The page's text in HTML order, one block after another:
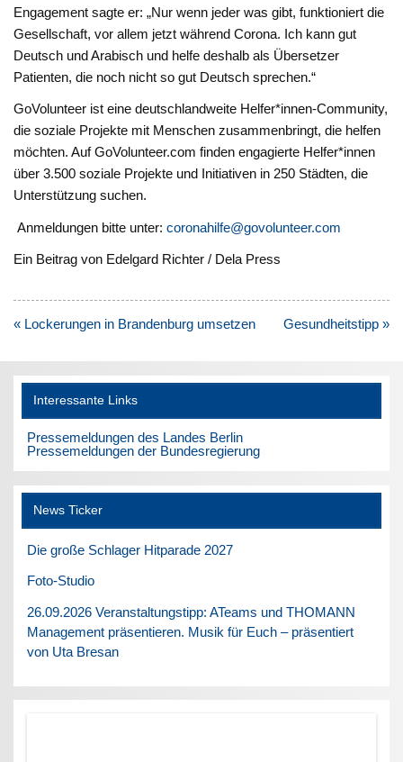
Engagement sagte er: „Nur wenn jeder was gibt, funktioniert die
Gesellschaft, vor allem jetzt während Corona. Ich kann gut
Deutsch und Arabisch und helfe deshalb als Übersetzer
Patienten, die noch nicht so gut Deutsch sprechen.“
GoVolunteer ist eine deutschlandweite Helfer*innen-Community,
die soziale Projekte mit Menschen zusammenbringt, die helfen
möchten. Auf GoVolunteer.com finden engagierte Helfer*innen
über 3.500 soziale Projekte und Initiativen in 250 Städten, die
Unterstützung suchen.
Anmeldungen bitte unter:coronahilfe@govolunteer.com
Ein Beitrag von Edelgard Richter / Dela Press
Beitragsnavigation
« Lockerungen in Brandenburg umsetzen Gesundheitstipp »
Interessante Links
Pressemeldungen des Landes Berlin
Pressemeldungen der Bundesregierung
News Ticker
Die große Schlager Hitparade 2027
Foto-Studio
26.09.2026 Veranstaltungstipp: ATeams und THOMANN
Management präsentieren. Musik für Euch – präsentiert
von Uta Bresan